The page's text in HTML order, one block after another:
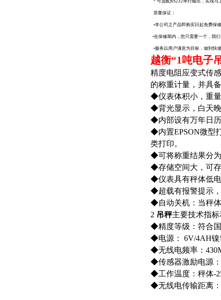
* 可选配RS232串行输出，实现与
质量保证：
•本公司之产品即购买日起免费保
•在保修期内，您只需要一个，我
•服务以用户满意为目标，做到快
越衡“1吨电子
精度电阻应变式传
的称重计量，并具
◆仪表体积小，重
◆背光显示，白天
◆内部设有万年日
◆内置EPSON微型
类打印。
◆可将称重结果分
◆存储空间大，可
◆仪表具有秤体低
◆超载有报警提示
◆自动关机：当秤
2 吊秤主要技术指
◆精度等级：符合
◆电源： 6V/4AH
◆无线电频率：
◆传感器激励电源
◆工作温度：秤体
◆无线电传输距离